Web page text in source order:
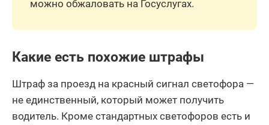
можно обжаловать на Госуслугах.
Какие есть похожие штрафы
Штраф за проезд на красный сигнал светофора —
не единственный, который может получить
водитель. Кроме стандартных светофоров есть и